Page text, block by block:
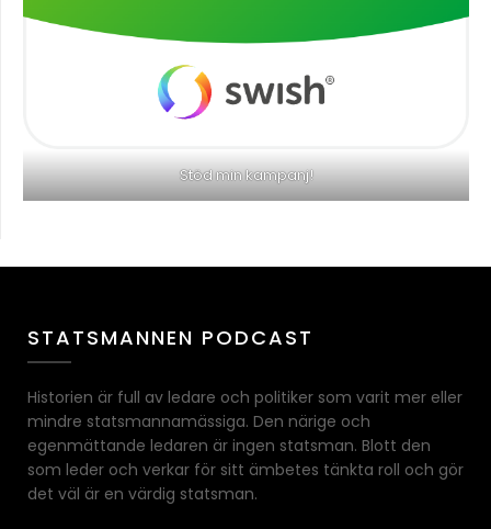
Stöd min kampanj!
STATSMANNEN PODCAST
Historien är full av ledare och politiker som varit mer eller
mindre statsmannamässiga. Den närige och
egenmättande ledaren är ingen statsman. Blott den
som leder och verkar för sitt ämbetes tänkta roll och gör
det väl är en värdig statsman.